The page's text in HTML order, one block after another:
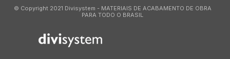
© Copyright 2021 Divisystem - MATERIAIS DE ACABAMENTO DE OBRA
PARA TODO O BRASIL